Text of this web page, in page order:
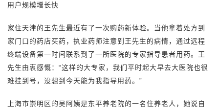
用户规模增长快
家住天津的王先生最近有了一次购药新体验。当他拿着处方到
家门口的药店买药，执业药师注意到王先生的病情，通过远程
终端设备第一时间联系到了一所医院的专家指导患者用药。王
先生由衷感慨：“这样的大专家，我们平时起大早去大医院也很
难挂到号，没想到今天能为我指导用药。”
上海市崇明区的吴阿姨是东平养老院的一名住养老人，她说自